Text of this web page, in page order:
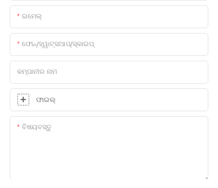
ଇମେଲ୍
ଫୋନ୍/ହ୍ୱାଟ୍ସଆପ୍/ସ୍କାଇପ୍
କମ୍ପାନୀର ନାମ
ଫାଇଲ୍
ବିଷୟବସ୍ତୁ